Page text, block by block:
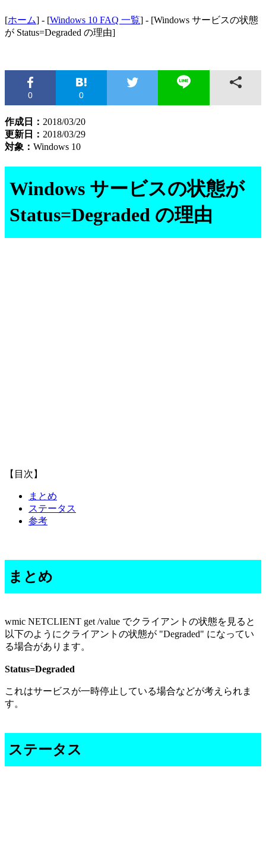
[ホーム] - [Windows 10 FAQ 一覧] - [Windows サービスの状態
が Status=Degraded の理由]
0 0
作成日： 2018/03/20
更新日： 2018/03/29
対象： Windows 10
Windows サービスの状態が
Status=Degraded の理由
【目次】
まとめ
ステータス
参考
まとめ
wmic NETCLIENT get /value でクライアントの状態を見ると
以下のようにクライアントの状態が "Degraded" になってい
る場合があります。
Status=Degraded
これはサービスが一時停止している場合などが考えられま
す。
ステータス